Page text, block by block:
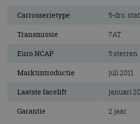
Carrosserietype 5-drs.
Transmissie 7AT
Euro NCAP 5 sterren
Marktintroductie juli 2011
Laatste facelift januari
Garantie 2 jaar